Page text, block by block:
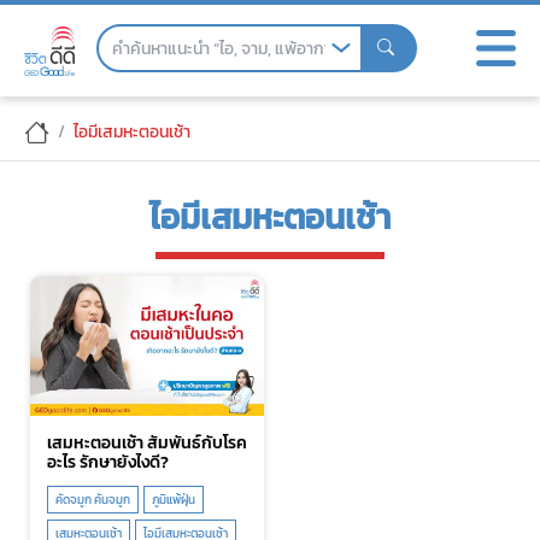
Skip
ไอมีเสมหะตอนเช้า
ไอมีเสมหะตอนเช้า
เสมหะตอนเช้า สัมพันธ์กับโรค
อะไร รักษายังไงดี?
คัดจมูก คันจมูก
ภูมิแพ้ฝุ่น
เสมหะตอนเช้า
ไอมีเสมหะตอนเช้า